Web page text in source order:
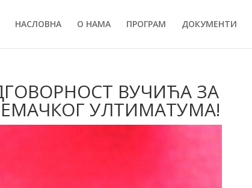
НАСЛОВНА О НАМА ПРОГРАМ ДОКУМЕНТИ
ВУЧИЋА ЗА
УЛТИМАТУМА!